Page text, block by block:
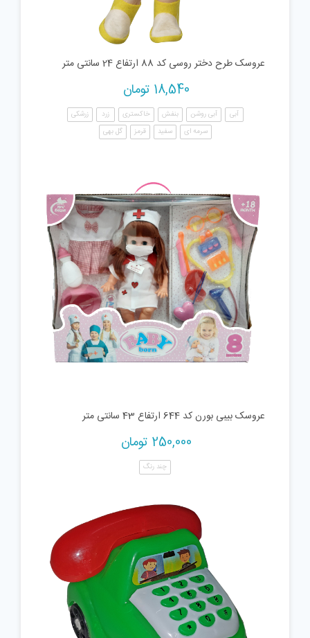
عروسک طرح دختر روسی کد 88 ارتفاع 24 سانتی متر
18,540 تومان
آبی آبی روشن بنفش خاکستری زرد
زرشکی
سرمه ای
سفید قرمز گل بهی
عروسک بیبی بورن کد 644 ارتفاع 43 سانتی متر
250,000 تومان
چند رنگ